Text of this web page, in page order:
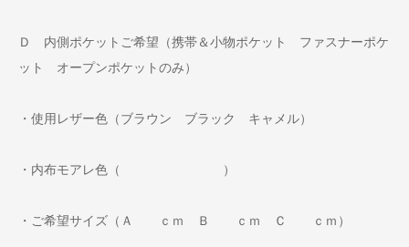
Ｄ 内側ポケットご希望（携帯＆小物ポケット ファスナーポケ
ット オープンポケットのみ）
・使用レザー色（ブラウン ブラック キャメル）
・内布モアレ色（ ）
・ご希望サイズ（Ａ ｃｍ Ｂ ｃｍ Ｃ ｃｍ）